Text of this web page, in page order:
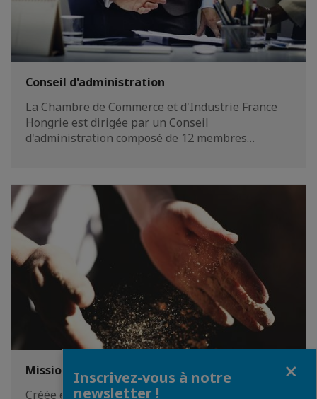
Conseil d'administration
La Chambre de Commerce et d'Industrie France
Hongrie est dirigée par un Conseil
d'administration composé de 12 membres…
Mission et valeurs
Créée en 1991, la Chambre de Commerce et
Inscrivez-vous à notre
newsletter !